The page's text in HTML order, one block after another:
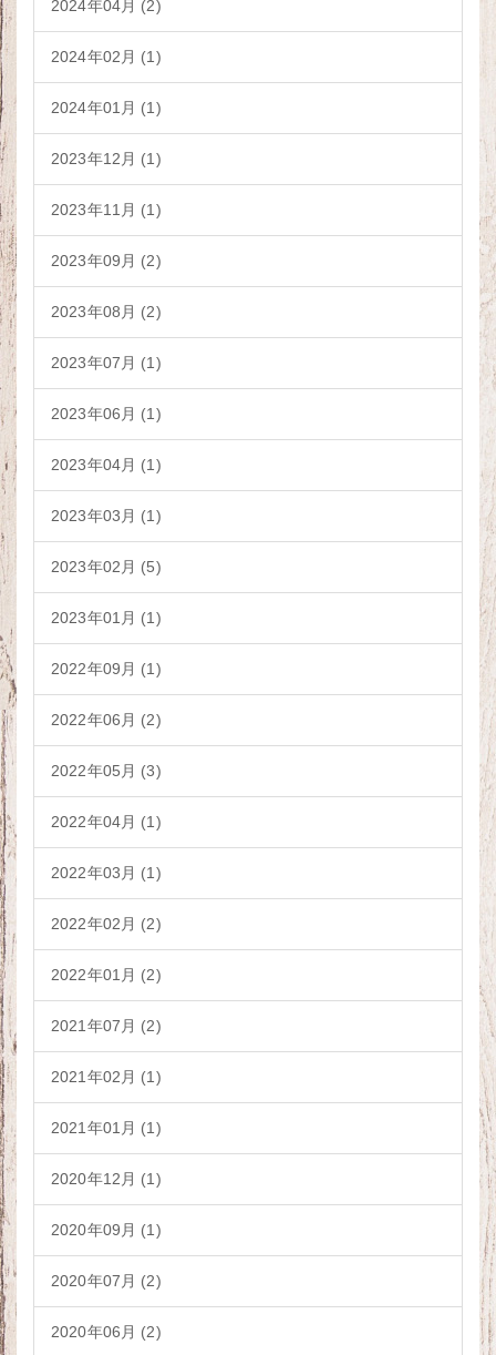
2024年04月 (2)
2024年02月 (1)
2024年01月 (1)
2023年12月 (1)
2023年11月 (1)
2023年09月 (2)
2023年08月 (2)
2023年07月 (1)
2023年06月 (1)
2023年04月 (1)
2023年03月 (1)
2023年02月 (5)
2023年01月 (1)
2022年09月 (1)
2022年06月 (2)
2022年05月 (3)
2022年04月 (1)
2022年03月 (1)
2022年02月 (2)
2022年01月 (2)
2021年07月 (2)
2021年02月 (1)
2021年01月 (1)
2020年12月 (1)
2020年09月 (1)
2020年07月 (2)
2020年06月 (2)